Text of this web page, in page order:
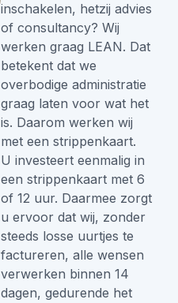
inschakelen, hetzij advies
of consultancy? Wij
werken graag LEAN. Dat
betekent dat we
overbodige administratie
graag laten voor wat het
is. Daarom werken wij
met een strippenkaart.
U investeert eenmalig in
een strippenkaart met 6
of 12 uur. Daarmee zorgt
u ervoor dat wij, zonder
steeds losse uurtjes te
factureren, alle wensen
verwerken binnen 14
dagen, gedurende het